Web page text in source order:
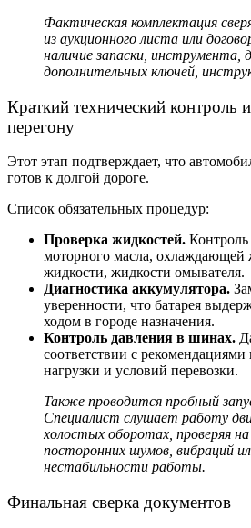
Фактическая комплектация
из аукционного листа или
наличие запаски, инструмента,
дополнительных ключей,
Краткий технический контроль
перегону
Этот этап подтверждает, что
готов к долгой дороге.
Список обязательных процедур:
Проверка жидкостей. Контроль
моторного масла, охлаждающей
жидкости, жидкости омывателя.
Диагностика аккумулятора.
уверенности, что батарея
ходом в городе назначения.
Контроль давления в шинах.
соответствии с рекомендациями
нагрузки и условий перевозки.
Также проводится пробный
Специалист слушает работу
холостых оборотах, проверяя на
посторонних шумов, вибраций
нестабильности работы.
Финальная сверка документов